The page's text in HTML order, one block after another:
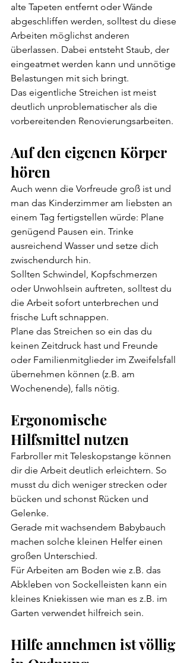
alte Tapeten entfernt oder Wände
abgeschliffen werden, solltest du diese
Arbeiten möglichst anderen
überlassen. Dabei entsteht Staub, der
eingeatmet werden kann und unnötige
Belastungen mit sich bringt.
Das eigentliche Streichen ist meist
deutlich unproblematischer als die
vorbereitenden Renovierungsarbeiten.
Auf den eigenen Körper
hören
Auch wenn die Vorfreude groß ist und
man das Kinderzimmer am liebsten an
einem Tag fertigstellen würde: Plane
genügend Pausen ein. Trinke
ausreichend Wasser und setze dich
zwischendurch hin.
Sollten Schwindel, Kopfschmerzen
oder Unwohlsein auftreten, solltest du
die Arbeit sofort unterbrechen und
frische Luft schnappen.
Plane das Streichen so ein das du
keinen Zeitdruck hast und Freunde
oder Familienmitglieder im Zweifelsfall
übernehmen können (z.B. am
Wochenende), falls nötig.
Ergonomische
Hilfsmittel nutzen
Farbroller mit Teleskopstange können
dir die Arbeit deutlich erleichtern. So
musst du dich weniger strecken oder
bücken und schonst Rücken und
Gelenke.
Gerade mit wachsendem Babybauch
machen solche kleinen Helfer einen
großen Unterschied.
Für Arbeiten am Boden wie z.B. das
Abkleben von Sockelleisten kann ein
kleines Kniekissen wie man es z.B. im
Garten verwendet hilfreich sein.
Hilfe annehmen ist völlig